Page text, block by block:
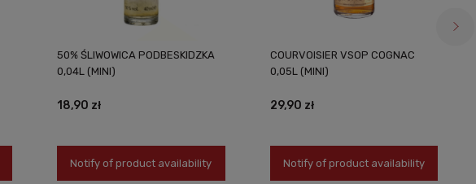
50% ŚLIWOWICA PODBESKIDZKA
0,04L (MINI)
18,90 zł
Notify of product availability
COURVOISIER VSOP COGNAC
0,05L (MINI)
29,90 zł
Notify of product availability